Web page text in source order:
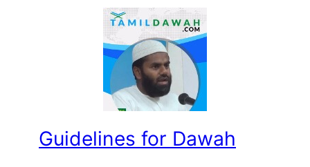
Guidelines for Dawah